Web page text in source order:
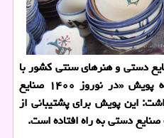
دستی و هنرهای سنتی کشور با
دعوت از مردم برای پیوستن به پویش «در نوروز ۱۴۰۰ صنایع
این پویش برای پشتیبانی از
دستی به راه افتاده است.